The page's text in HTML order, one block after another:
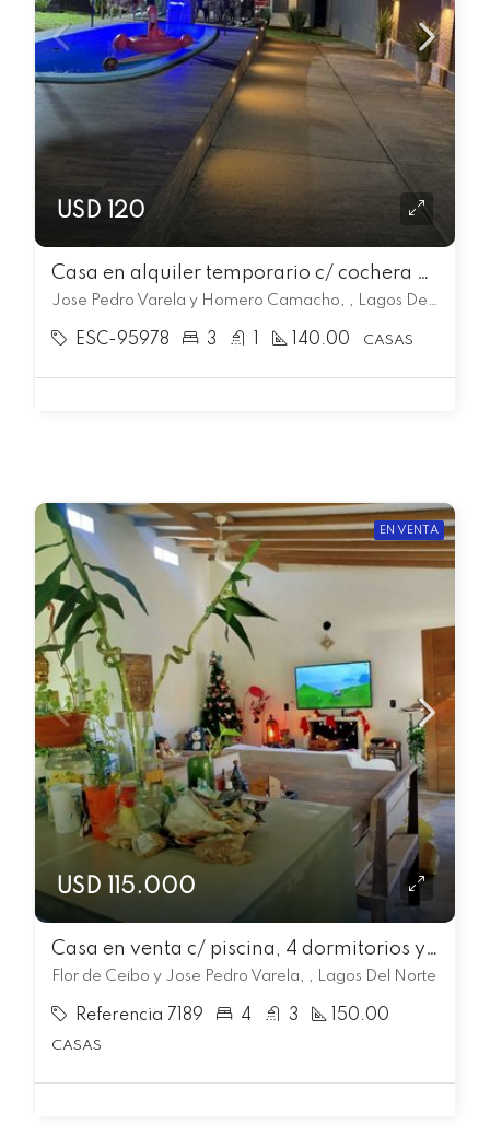
USD 120
Casa en alquiler temporario c/ cochera en Lagos Del Norte
Jose Pedro Varela y Homero Camacho, , Lagos Del Norte
ESC-95978 3 140.00 CASAS
EN VENTA
USD 115.000
Casa en venta c/ piscina, 4 dormitorios y 3 baños en Lagos Del Norte
Flor de Ceibo y Jose Pedro Varela, , Lagos Del Norte
Referencia 7189 4 3 150.00
CASAS